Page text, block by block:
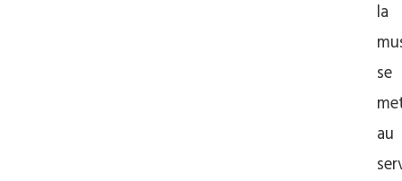
la
se
au